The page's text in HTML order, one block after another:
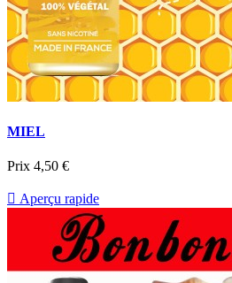
MIEL
Prix 4,50 €
 Aperçu rapide